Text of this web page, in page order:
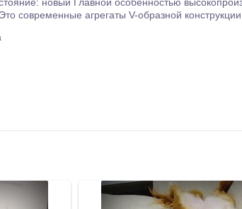
агрегаты V-образной конструкции, в которых нашла